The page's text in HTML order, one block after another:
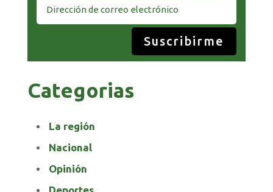
Suscribirme
Categorias
La región
Nacional
Opinión